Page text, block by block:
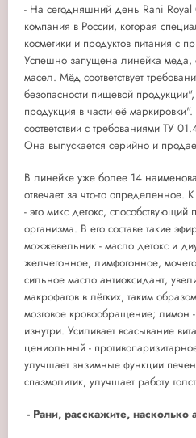
- На сегодняшний день Rani Royal
компания в России, которая
косметики и продуктов питания с
Успешно запущена линейка
масел. Мёд соответствует
безопасности пищевой
продукция в части её
соответствии с требованиями ТУ
Она выпускается серийно и
В линейке уже более 14
отвечает за что-то
- это микс детокс,
организма. В его составе такие
можжевельник - масло детокс и
желчегонное, лимфогонное,
сильное масло антиоксидант,
макрофагов в лёгких, таким
мозговое кровообращение; лимон
изнутри. Усиливает всасывание
цениольный -
улучшает энзимные функции
спазмолитик, улучшает работу
- Рани, расскажите, насколько